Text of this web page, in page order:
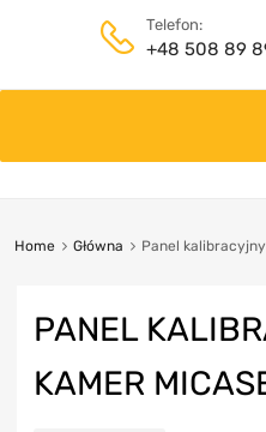
Telefon:
+48 508 89
Home Główna Panel
PANEL
KAMER